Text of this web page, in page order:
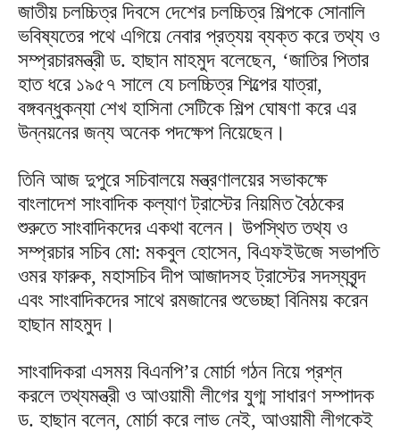
জাতীয় চলচ্চিত্র দিবসে দেশের চলচ্চিত্র শিল্পকে সোনালি
ভবিষ্যতের পথে এগিয়ে নেবার প্রত্যয় ব্যক্ত করে তথ্য ও
সম্প্রচারমন্ত্রী ড. হাছান মাহমুদ বলেছেন, ‘জাতির পিতার
হাত ধরে ১৯৫৭ সালে যে চলচ্চিত্র শিল্পের যাত্রা,
বঙ্গবন্ধুকন্যা শেখ হাসিনা সেটিকে শিল্প ঘোষণা করে এর
উন্নয়নের জন্য অনেক পদক্ষেপ নিয়েছেন।
তিনি আজ দুপুরে সচিবালয়ে মন্ত্রণালয়ের সভাকক্ষে
বাংলাদেশ সাংবাদিক কল্যাণ ট্রাস্টের নিয়মিত বৈঠকের
শুরুতে সাংবাদিকদের একথা বলেন। উপস্থিত তথ্য ও
সম্প্রচার সচিব মো: মকবুল হোসেন, বিএফইউজে সভাপতি
ওমর ফারুক, মহাসচিব দীপ আজাদসহ ট্রাস্টের সদস্যবৃন্দ
এবং সাংবাদিকদের সাথে রমজানের শুভেচ্ছা বিনিময় করেন
হাছান মাহমুদ।
সাংবাদিকরা এসময় বিএনপি’র মোর্চা গঠন নিয়ে প্রশ্ন
করলে তথ্যমন্ত্রী ও আওয়ামী লীগের যুগ্ম সাধারণ সম্পাদক
ড. হাছান বলেন, মোর্চা করে লাভ নেই, আওয়ামী লীগকেই